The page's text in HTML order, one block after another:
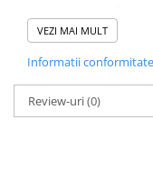
Pardoseală
placaj marin
Specificații
Material: oțel
VEZI MAI MULT
Informatii
Review-uri(0)